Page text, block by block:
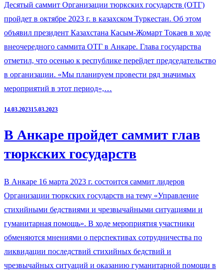
Десятый саммит Организации тюркских государств (ОТГ)
пройдет в октябре 2023 г. в казахском Туркестан. Об этом
объявил президент Казахстана Касым-Жомарт Токаев в ходе
внеочередного саммита ОТГ в Анкаре. Глава государства
отметил, что осенью к республике перейдет председательство
в организации. «Мы планируем провести ряд значимых
мероприятий в этот период»,…
14.03.202315.03.2023
В Анкаре пройдет саммит глав
тюркских государств
В Анкаре 16 марта 2023 г. состоится саммит лидеров
Организации тюркских государств на тему «Управление
стихийными бедствиями и чрезвычайными ситуациями и
гуманитарная помощь». В ходе мероприятия участники
обменяются мнениями о перспективах сотрудничества по
ликвидации последствий стихийных бедствий и
чрезвычайных ситуаций и оказанию гуманитарной помощи в